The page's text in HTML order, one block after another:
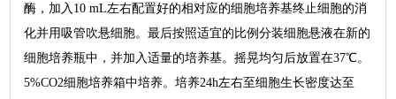
酶，加入10 mL左右配置好的相对应的细胞培养基终止细胞的消
化并用吸管吹悬细胞。最后按照适宜的比例分装细胞悬液在新的
细胞培养瓶中，并加入适量的培养基。摇晃均匀后放置在37℃。
5%CO2细胞培养箱中培养。培养24h左右至细胞生长密度达至